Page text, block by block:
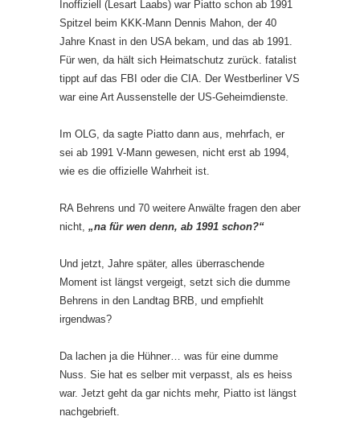
Inoffiziell (Lesart Laabs) war Piatto schon ab 1991
Spitzel beim KKK-Mann Dennis Mahon, der 40
Jahre Knast in den USA bekam, und das ab 1991.
Für wen, da hält sich Heimatschutz zurück. fatalist
tippt auf das FBI oder die CIA. Der Westberliner VS
war eine Art Aussenstelle der US-Geheimdienste.
Im OLG, da sagte Piatto dann aus, mehrfach, er
sei ab 1991 V-Mann gewesen, nicht erst ab 1994,
wie es die offizielle Wahrheit ist.
RA Behrens und 70 weitere Anwälte fragen den aber
nicht, „na für wen denn, ab 1991 schon?“
Und jetzt, Jahre später, alles überraschende
Moment ist längst vergeigt, setzt sich die dumme
Behrens in den Landtag BRB, und empfiehlt
irgendwas?
Da lachen ja die Hühner… was für eine dumme
Nuss. Sie hat es selber mit verpasst, als es heiss
war. Jetzt geht da gar nichts mehr, Piatto ist längst
nachgebrieft.